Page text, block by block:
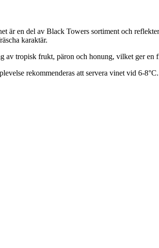
en del av Black Towers sortiment och
karaktär.
av tropisk frukt, päron och honung, vilket ger
rekommenderas att servera vinet vid 6-8°C.